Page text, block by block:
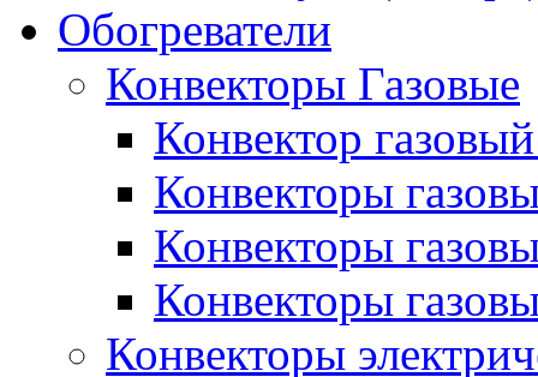
Обогреватели
Конвекторы Газовые
Конвектор
Конвекторы
Конвекторы
Конвекторы
Конвекторы